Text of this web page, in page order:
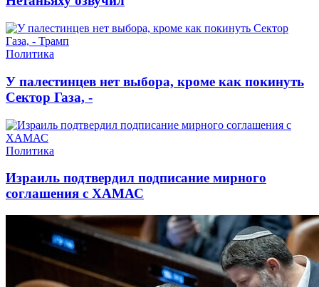
Политика
У палестинцев нет выбора, кроме как покинуть
Сектор Газа, -
Политика
Израиль подтвердил подписание мирного
соглашения с ХАМАС